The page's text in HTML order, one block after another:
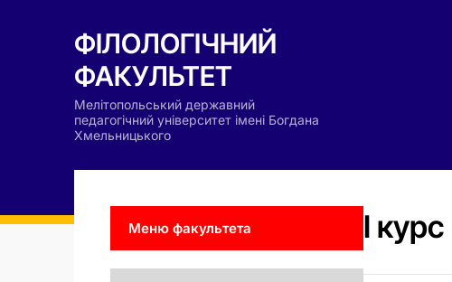
ФІЛОЛОГІЧНИЙ
ФАКУЛЬТЕТ
Мелітопольський державний
педагогічний університет імені Богдана
Хмельницького
І курс
Меню факультета